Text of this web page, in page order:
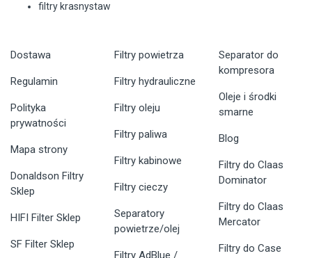
filtry krasnystaw
Dostawa
Regulamin
Polityka
prywatności
Mapa strony
Donaldson Filtry
Sklep
HIFI Filter Sklep
SF Filter Sklep
Filtry powietrza
Filtry hydrauliczne
Filtry oleju
Filtry paliwa
Filtry kabinowe
Filtry cieczy
Separatory
powietrze/olej
Filtry AdBlue /
Separator do
kompresora
Oleje i środki
smarne
Blog
Filtry do Claas
Dominator
Filtry do Claas
Mercator
Filtry do Case